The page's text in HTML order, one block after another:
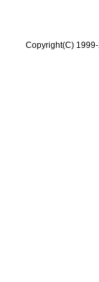
Copyright(C)